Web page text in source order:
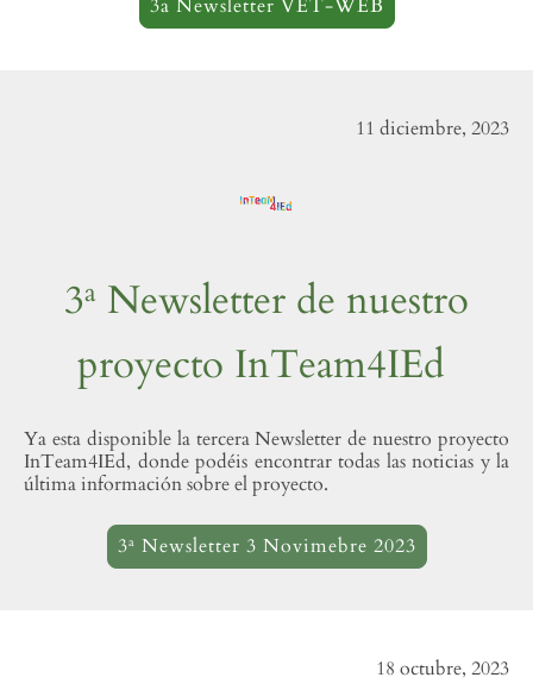
3a Newsletter VET-WEB
11 diciembre, 2023
3ª Newsletter de nuestro
proyecto InTeam4IEd
Ya esta disponible la tercera Newsletter de nuestro proyecto
InTeam4IEd, donde podéis encontrar todas las noticias y la
última información sobre el proyecto.
3ª Newsletter 3 Novimebre 2023
18 octubre, 2023